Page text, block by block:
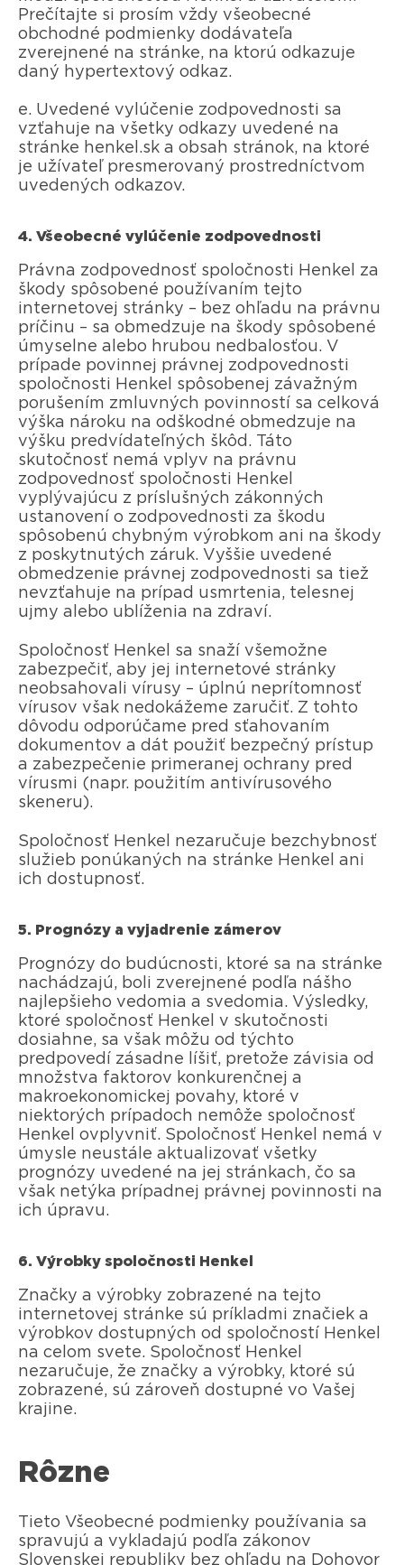
Prečítajte si prosím vždy všeobecné
obchodné podmienky dodávateľa
zverejnené na stránke, na ktorú odkazuje
daný hypertextový odkaz.
e. Uvedené vylúčenie zodpovednosti sa
vzťahuje na všetky odkazy uvedené na
stránke henkel.sk a obsah stránok, na ktoré
je užívateľ presmerovaný prostredníctvom
uvedených odkazov.
4. Všeobecné vylúčenie zodpovednosti
Právna zodpovednosť spoločnosti Henkel za
škody spôsobené používaním tejto
internetovej stránky – bez ohľadu na právnu
príčinu – sa obmedzuje na škody spôsobené
úmyselne alebo hrubou nedbalosťou. V
prípade povinnej právnej zodpovednosti
spoločnosti Henkel spôsobenej závažným
porušením zmluvných povinností sa celková
výška nároku na odškodné obmedzuje na
výšku predvídateľných škôd. Táto
skutočnosť nemá vplyv na právnu
zodpovednosť spoločnosti Henkel
vyplývajúcu z príslušných zákonných
ustanovení o zodpovednosti za škodu
spôsobenú chybným výrobkom ani na škody
z poskytnutých záruk. Vyššie uvedené
obmedzenie právnej zodpovednosti sa tiež
nevzťahuje na prípad usmrtenia, telesnej
ujmy alebo ublíženia na zdraví.
Spoločnosť Henkel sa snaží všemožne
zabezpečiť, aby jej internetové stránky
neobsahovali vírusy – úplnú neprítomnosť
vírusov však nedokážeme zaručiť. Z tohto
dôvodu odporúčame pred sťahovaním
dokumentov a dát použiť bezpečný prístup
a zabezpečenie primeranej ochrany pred
vírusmi (napr. použitím antivírusového
skeneru).
Spoločnosť Henkel nezaručuje bezchybnosť
služieb ponúkaných na stránke Henkel ani
ich dostupnosť.
5. Prognózy a vyjadrenie zámerov
Prognózy do budúcnosti, ktoré sa na stránke
nachádzajú, boli zverejnené podľa nášho
najlepšieho vedomia a svedomia. Výsledky,
ktoré spoločnosť Henkel v skutočnosti
dosiahne, sa však môžu od týchto
predpovedí zásadne líšiť, pretože závisia od
množstva faktorov konkurenčnej a
makroekonomickej povahy, ktoré v
niektorých prípadoch nemôže spoločnosť
Henkel ovplyvniť. Spoločnosť Henkel nemá v
úmysle neustále aktualizovať všetky
prognózy uvedené na jej stránkach, čo sa
však netýka prípadnej právnej povinnosti na
ich úpravu.
6. Výrobky spoločnosti Henkel
Značky a výrobky zobrazené na tejto
internetovej stránke sú príkladmi značiek a
výrobkov dostupných od spoločností Henkel
na celom svete. Spoločnosť Henkel
nezaručuje, že značky a výrobky, ktoré sú
zobrazené, sú zároveň dostupné vo Vašej
krajine.
Rôzne
Tieto Všeobecné podmienky používania sa
spravujú a vykladajú podľa zákonov
Slovenskej republiky bez ohľadu na Dohovor